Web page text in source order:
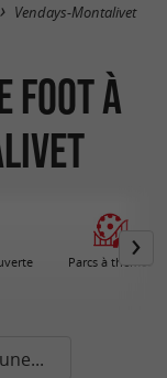
Vendays-Montalivet
Foot à
Parcs à thèmes